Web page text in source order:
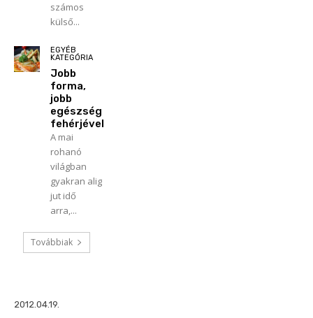
számos
külső...
EGYÉB
KATEGÓRIA
Jobb
forma,
jobb
egészség
fehérjével
A mai
rohanó
világban
gyakran alig
jut idő
arra,...
Továbbiak
2012.04.19.